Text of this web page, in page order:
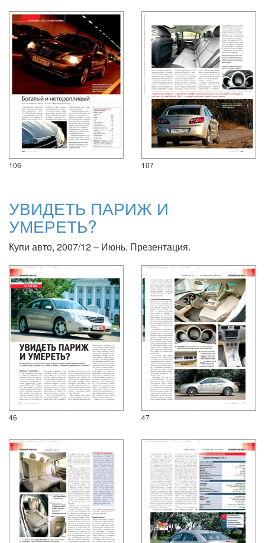
106 107
УВИДЕТЬ ПАРИЖ И
УМЕРЕТЬ?
Купи авто, 2007/12 – Июнь. Презентация.
46 47